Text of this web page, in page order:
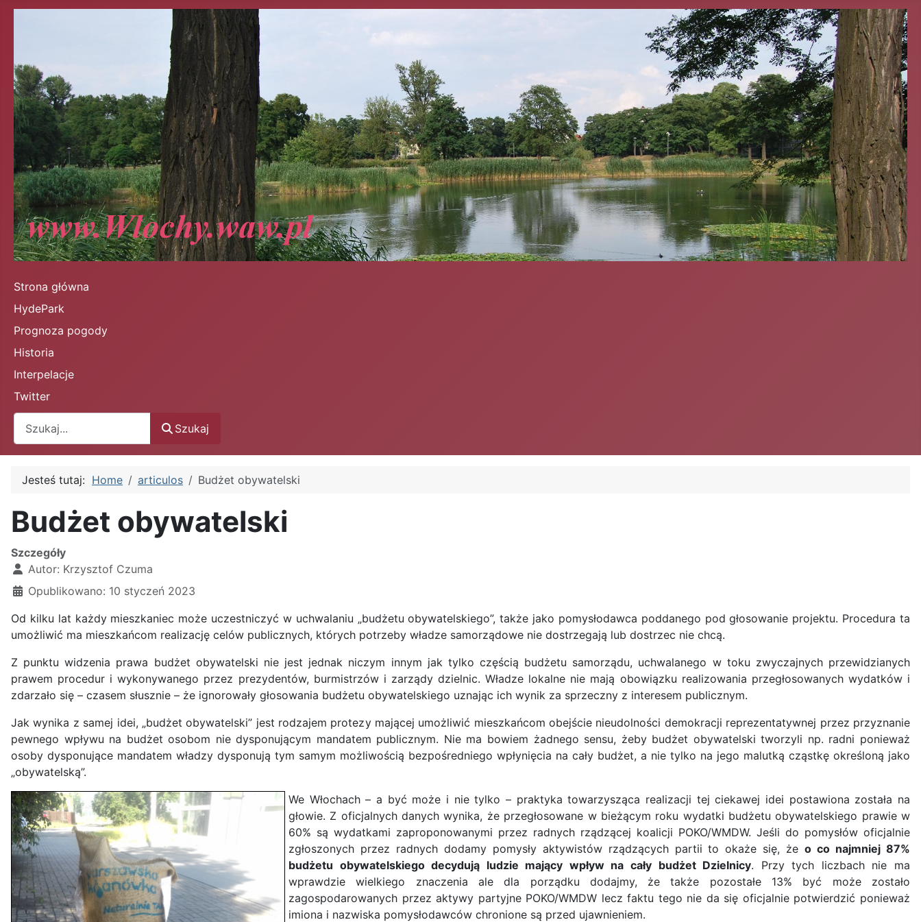
Strona główna
HydePark
Prognoza pogody
Historia
Interpelacje
Twitter
Szukaj
Jesteś tutaj: Home articulos Budżet obywatelski
Budżet obywatelski
Szczegóły
Autor: Krzysztof Czuma
Opublikowano: 10 styczeń 2023
Od kilku lat każdy mieszkaniec może uczestniczyć w uchwalaniu „budżetu obywatelskiego”, także jako pomysłodawca poddanego pod głosowanie projektu. Procedura ta
umożliwić ma mieszkańcom realizację celów publicznych, których potrzeby władze samorządowe nie dostrzegają lub dostrzec nie chcą.
Z punktu widzenia prawa budżet obywatelski nie jest jednak niczym innym jak tylko częścią budżetu samorządu, uchwalanego w toku zwyczajnych przewidzianych
prawem procedur i wykonywanego przez prezydentów, burmistrzów i zarządy dzielnic. Władze lokalne nie mają obowiązku realizowania przegłosowanych wydatków i
zdarzało się – czasem słusznie – że ignorowały głosowania budżetu obywatelskiego uznając ich wynik za sprzeczny z interesem publicznym.
Jak wynika z samej idei, „budżet obywatelski” jest rodzajem protezy mającej umożliwić mieszkańcom obejście nieudolności demokracji reprezentatywnej przez przyznanie
pewnego wpływu na budżet osobom nie dysponującym mandatem publicznym. Nie ma bowiem żadnego sensu, żeby budżet obywatelski tworzyli np. radni ponieważ
osoby dysponujące mandatem władzy dysponują tym samym możliwością bezpośredniego wpłynięcia na cały budżet, a nie tylko na jego malutką cząstkę określoną jako
„obywatelską”.
We Włochach – a być może i nie tylko – praktyka towarzysząca realizacji tej ciekawej idei postawiona została na
głowie. Z oficjalnych danych wynika, że przegłosowane w bieżącym roku wydatki budżetu obywatelskiego prawie w
60% są wydatkami zaproponowanymi przez radnych rządzącej koalicji POKO/WMDW. Jeśli do pomysłów oficjalnie
zgłoszonych przez radnych dodamy pomysły aktywistów rządzących partii to okaże się, żeo co najmniej 87%
budżetu obywatelskiego decydują ludzie mający wpływ na cały budżet Dzielnicy. Przy tych liczbach nie ma
wprawdzie wielkiego znaczenia ale dla porządku dodajmy, że także pozostałe 13% być może zostało
zagospodarowanych przez aktywy partyjne POKO/WMDW lecz faktu tego nie da się oficjalnie potwierdzić ponieważ
imiona i nazwiska pomysłodawców chronione są przed ujawnieniem.